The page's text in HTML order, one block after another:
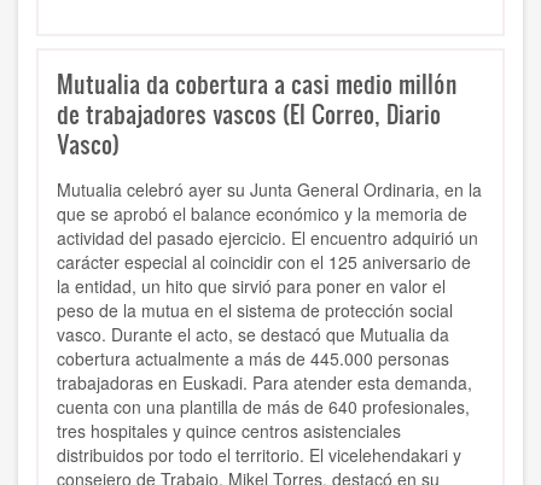
Mutualia da cobertura a casi medio millón
de trabajadores vascos (El Correo, Diario
Vasco)
Mutualia celebró ayer su Junta General Ordinaria, en la
que se aprobó el balance económico y la memoria de
actividad del pasado ejercicio. El encuentro adquirió un
carácter especial al coincidir con el 125 aniversario de
la entidad, un hito que sirvió para poner en valor el
peso de la mutua en el sistema de protección social
vasco. Durante el acto, se destacó que Mutualia da
cobertura actualmente a más de 445.000 personas
trabajadoras en Euskadi. Para atender esta demanda,
cuenta con una plantilla de más de 640 profesionales,
tres hospitales y quince centros asistenciales
distribuidos por todo el territorio. El vicelehendakari y
consejero de Trabajo, Mikel Torres, destacó en su